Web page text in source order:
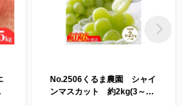
No.2506くるま農園 シャイ
ンマスカット 約2kg(3～5